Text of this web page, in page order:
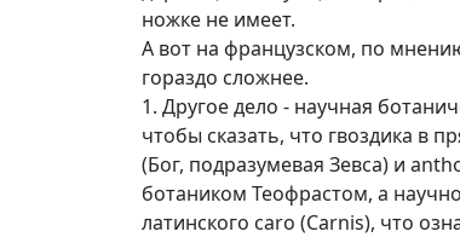
ножке не имеет.
А вот на французском, по
гораздо сложнее.
1. Другое дело - научная
чтобы сказать, что гвоздика в
(Бог, подразумевая Зевса) и
ботаником Теофрастом, а
латинского caro (Carnis), что